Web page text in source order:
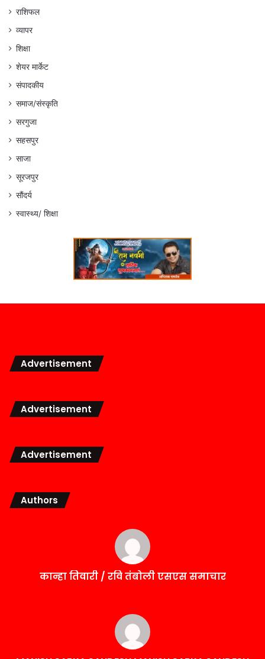
राशिफल
व्यापर
शिक्षा
शेयर मार्केट
संपादकीय
समाज/संस्कृति
सरगुजा
सहसपुर
साजा
सूरजपुर
सौंदर्य
स्वास्थ्य/ शिक्षा
Advertisement
Advertisement
Advertisement
Authors
कान्हा तिवारी / रवि तंबोली एसएस समाचार